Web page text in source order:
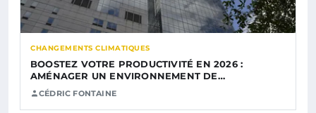
CHANGEMENTS CLIMATIQUES
BOOSTEZ VOTRE PRODUCTIVITÉ EN 2026 :
AMÉNAGER UN ENVIRONNEMENT DE…
CÉDRIC FONTAINE